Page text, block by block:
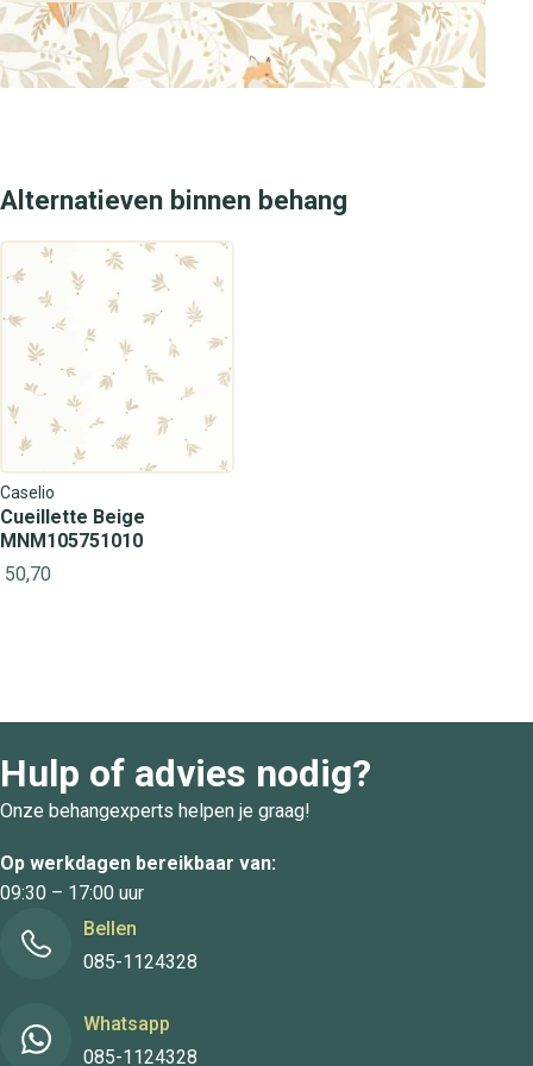
Alternatieven binnen behang
Caselio
Cueillette Beige
MNM105751010
50,70
Hulp of advies nodig?
Onze behangexperts helpen je graag!
Op werkdagen bereikbaar van:
09:30 – 17:00 uur
Bellen
085-1124328
Whatsapp
085-1124328